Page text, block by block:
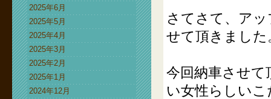
2025年6月
2025年5月
2025年4月
2025年3月
2025年2月
2025年1月
2024年12月
さてさて、ア
せて頂きました
今回納車させて
い女性らしい